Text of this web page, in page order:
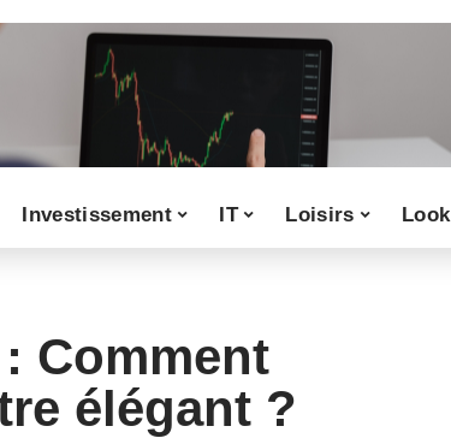
Investissement IT Loisirs Look
Comment
élégant ?